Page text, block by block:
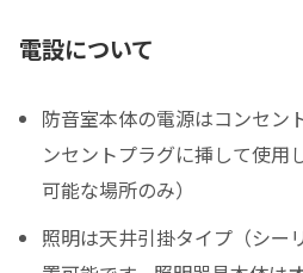
電設について
防音室本体の電源はコンセン
ンセントプラグに挿して使用
可能な場所のみ）
照明は天井引掛タイプ（シー